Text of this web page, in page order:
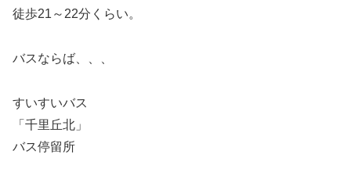
徒歩21～22分くらい。
バスならば、、、
すいすいバス
「千里丘北」
バス停留所